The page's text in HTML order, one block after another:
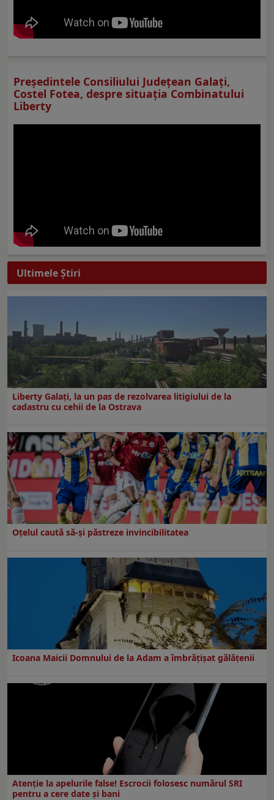
Preşedintele Consiliului Judeţean Galaţi,
Costel Fotea, despre situaţia Combinatului
Liberty
Ultimele Ştiri
Liberty Galați, la un pas de rezolvarea litigiului de la
cadastru cu cehii de la Ostrava
Oțelul caută să-și păstreze invincibilitatea
Icoana Maicii Domnului de la Adam a îmbrățișat gălățenii
Atenție la apelurile false! Escrocii folosesc numărul SRI
pentru a cere date și bani